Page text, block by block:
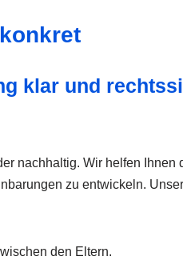
klar und
nachhaltig. Wir helfen Ihnen
zu entwickeln.
den Eltern.